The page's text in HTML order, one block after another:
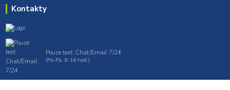
Kontakty
Pouze text: Chat/Email 7/24
(Po-Pá, 8-16 hod.)